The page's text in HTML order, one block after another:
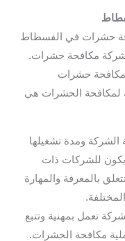
حشرات في الفسطاط
شركة مكافحة حشرات.
مكافحة حشرات
لمكافحة الحشرات هي
ومدة تشغيلها
للشركات ذات
بالمعرفة والمهارة
تعمل بمهنية وتتبع
مكافحة الحشرات.